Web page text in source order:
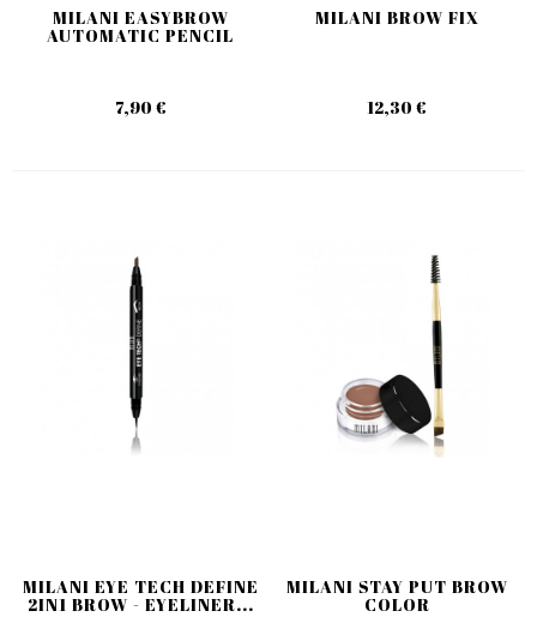
MILANI EASYBROW
AUTOMATIC PENCIL
7,90 €
MILANI BROW FIX
12,30 €
MILANI EYE TECH DEFINE
2IN1 BROW - EYELINER...
MILANI STAY PUT BROW
COLOR